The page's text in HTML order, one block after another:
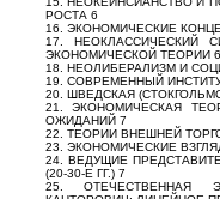
РОСТА 6
16. ЭКОНОМИЧЕСКИЕ
17. НЕОКЛАССИЧЕСКИЙ
ЭКОНОМИЧЕСКОЙ ТЕОРИИ 6
18. НЕОЛИБЕРАЛИЗМ И
19. СОВРЕМЕННЫЙ
20. ШВЕДСКАЯ
21. ЭКОНОМИЧЕСКАЯ
ОЖИДАНИЙ 7
22. ТЕОРИИ ВНЕШНЕЙ
23. ЭКОНОМИЧЕСКИЕ
24. ВЕДУЩИЕ
(20-30-Е ГГ.) 7
25. ОТЕЧЕСТВЕННАЯ